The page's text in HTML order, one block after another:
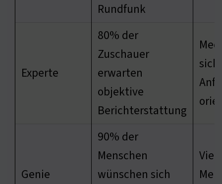
Rundfunk
Experte
80% der
Zuschauer
erwarten
objektive
Berichterstattung
Genie
90% der
Menschen
wünschen sich